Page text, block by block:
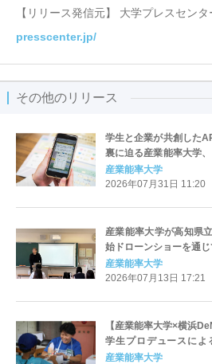
【リリース発信元】 大学プレスセンタ
presscenter.jp/
その他のリリース
学生と企業が共創した
裏に迫る産業能率大学
デー」を8月15日に開催
解きクリエイターが語
産業能率大学
2026年07月31日 11:20
産業能率大学が高知県
始ドローンショーを通
ぶ実践型プロジェクトが
産業能率大学
2026年07月13日 17:21
【産業能率大学×横浜
学生プロデュースによ
「GALAXY GAME」が
産業能率大学